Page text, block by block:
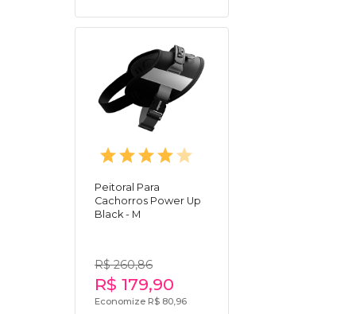
Peitoral Para
Cachorros Power Up
Black - M
R$ 260,86
R$ 179,90
Economize R$ 80,96